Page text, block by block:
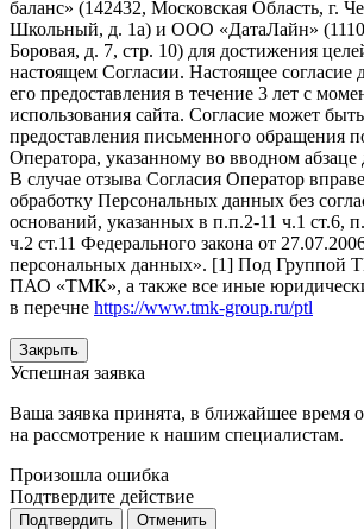
баланс» (142432, Московская Область, г.
Школьный, д. 1а) и ООО «ДатаЛайн»
Боровая, д. 7, стр. 10) для достижения
настоящем Согласии. Настоящее согласие
его предоставления в течение 3 лет с
использования сайта. Согласие может
предоставления письменного обращения
Оператора, указанному во вводном абзаце
В случае отзыва Согласия Оператор
обработку Персональных данных без
оснований, указанных в п.п.2-11 ч.1 ст.6,
ч.2 ст.11 Федерального закона от
персональных данных». [1] Под Группой
ПАО «ТМК», а также все иные
в перечне https://www.tmk-group.ru/ptl
Закрыть
Успешная заявка
Ваша заявка принята, в ближайшее время
на рассмотрение к нашим специалистам.
Произошла ошибка
Подтвердите действие
Подтвердить Отменить